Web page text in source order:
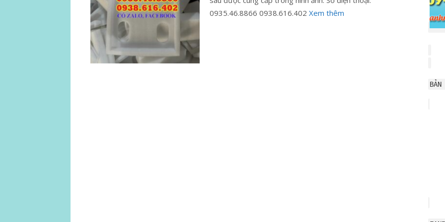
0935.46.8866 0938.616.402 Xem thêm
BẢN